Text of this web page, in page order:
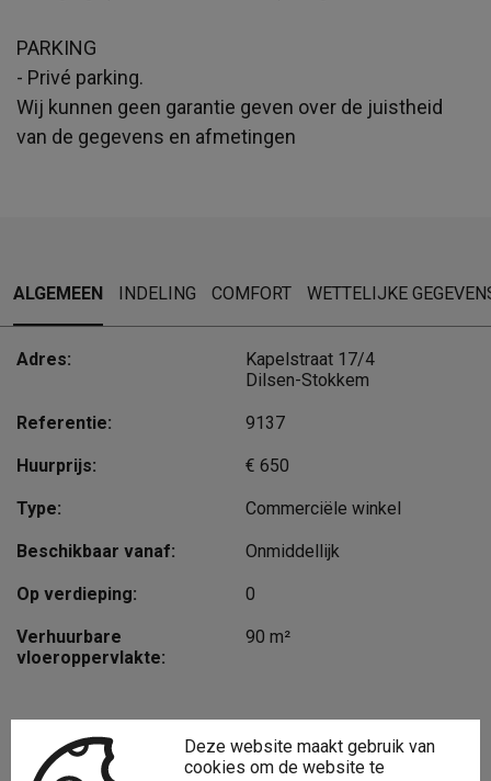
PARKING
- Privé parking.
Wij kunnen geen garantie geven over de juistheid
van de gegevens en afmetingen
ALGEMEEN INDELING COMFORT WETTELIJKE
Adres:
Kapelstraat 17/4
Dilsen-Stokkem
Referentie: 9137
Huurprijs: € 650
Type: Commerciële winkel
Beschikbaar vanaf: Onmiddellijk
Op verdieping: 0
Verhuurbare
vloeroppervlakte:
90 m²
Interesse?
Deze website maakt gebruik van
cookies om de website te